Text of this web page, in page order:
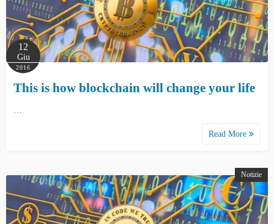
12
Giu
2016
This is how blockchain will change your life
…
Read More
Notizie